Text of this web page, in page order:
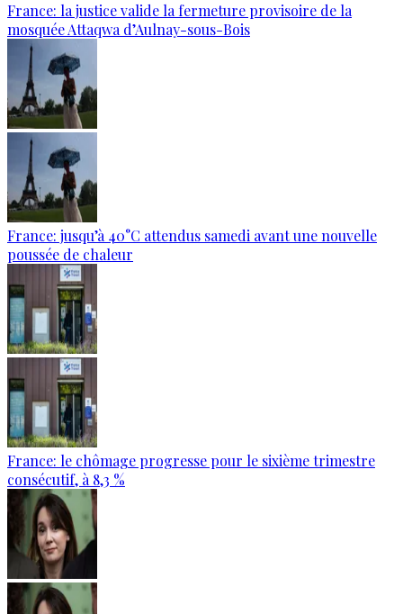
France: la justice valide la fermeture provisoire de la
mosquée Attaqwa d’Aulnay-sous-Bois
France: jusqu’à 40°C attendus samedi avant une nouvelle
poussée de chaleur
France: le chômage progresse pour le sixième trimestre
consécutif, à 8,3 %